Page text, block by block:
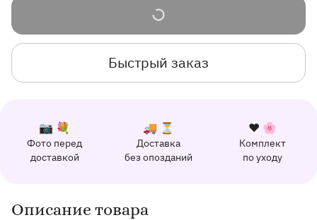
Быстрый заказ
Почему выбирают Флорео
К каждому заказу прилагается:
Фото перед
доставкой
📷 💐
Доставка
без опозданий
🚚 ⏳
Комплект
по уходу
❤️ 🌸
Качественный сервис
162 отзыва с оценкой 5.0 ⭐
Информация о товаре и оказываемых услугах
Описание товара